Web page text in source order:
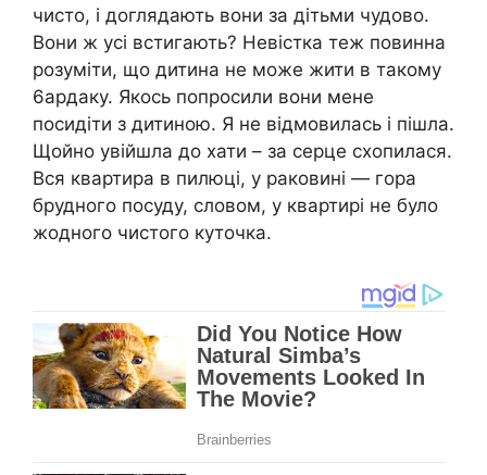
чисто, і доглядають вони за дітьми чудово.
Вони ж усі встигають? Невістка теж повинна
розуміти, що дитина не може жити в такому
6ардаку. Якось попросили вони мене
посидіти з дитиною. Я не відмовилась і пішла.
Щойно увійшла до хати – за серце схопилася.
Вся квартира в пилюці, у раковині — гора
брудного посуду, словом, у квартирі не було
жодного чистого куточка.